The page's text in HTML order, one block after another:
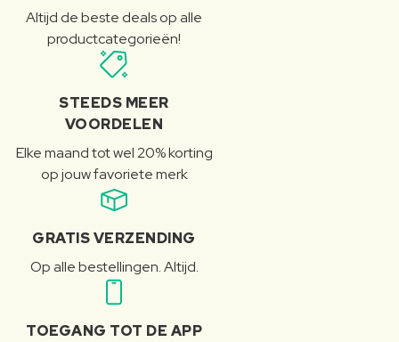
Altijd de beste deals op alle
productcategorieën!
STEEDS MEER
VOORDELEN
Elke maand tot wel 20% korting
op jouw favoriete merk
GRATIS VERZENDING
Op alle bestellingen. Altijd.
TOEGANG TOT DE APP